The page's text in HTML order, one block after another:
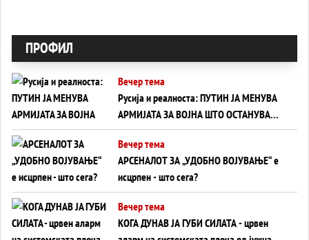
ПРОФИЛ
Вечер тема
Русија и реалноста: ПУТИН ЈА МЕНУВА
АРМИЈАТА ЗА ВОЈНА ШТО ОСТАНУВА
БЕЗ ФРОНТ
Вечер тема
АРСЕНАЛОТ ЗА „УДОБНО ВОЈУВАЊЕ“ е
исцрпен - што сега?
Вечер тема
КОГА ДУНАВ ЈА ГУБИ СИЛАТА - црвен